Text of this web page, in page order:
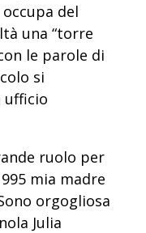
del
una “torre
le parole di
si
ufficio
ruolo per
mia madre
orgogliosa
Julia